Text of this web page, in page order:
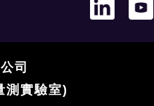
司
測實驗室)